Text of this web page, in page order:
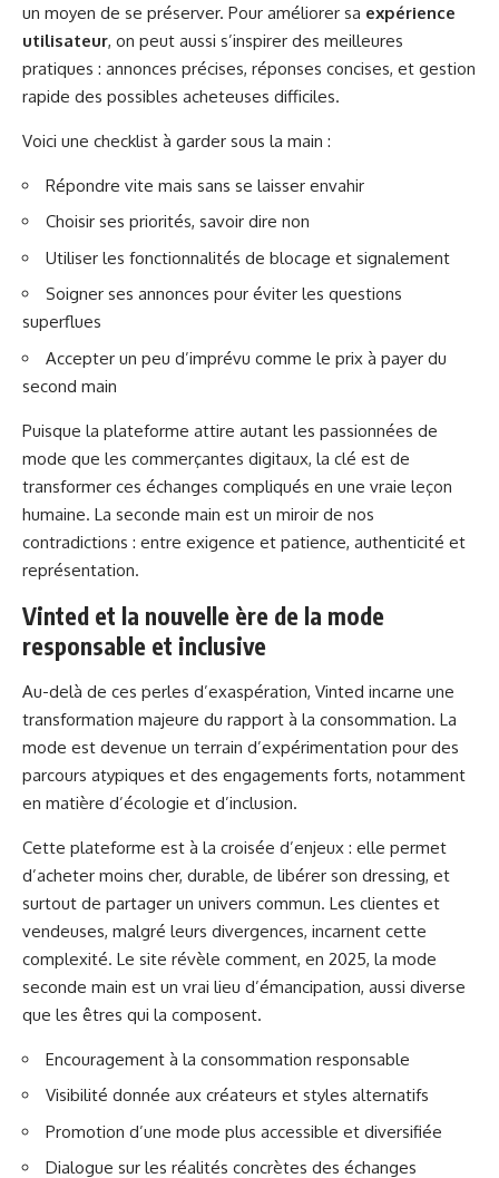
un moyen de se préserver. Pour améliorer sa expérience
utilisateur, on peut aussi s’inspirer des meilleures
pratiques : annonces précises, réponses concises, et gestion
rapide des possibles acheteuses difficiles.
Voici une checklist à garder sous la main :
Répondre vite mais sans se laisser envahir
Choisir ses priorités, savoir dire non
Utiliser les fonctionnalités de blocage et signalement
Soigner ses annonces pour éviter les questions
superflues
Accepter un peu d’imprévu comme le prix à payer du
second main
Puisque la plateforme attire autant les passionnées de
mode que les commerçantes digitaux, la clé est de
transformer ces échanges compliqués en une vraie leçon
humaine. La seconde main est un miroir de nos
contradictions : entre exigence et patience, authenticité et
représentation.
Vinted et la nouvelle ère de la mode
responsable et inclusive
Au-delà de ces perles d’exaspération, Vinted incarne une
transformation majeure du rapport à la consommation. La
mode est devenue un terrain d’expérimentation pour des
parcours atypiques et des engagements forts, notamment
en matière d’écologie et d’inclusion.
Cette plateforme est à la croisée d’enjeux : elle permet
d’acheter moins cher, durable, de libérer son dressing, et
surtout de partager un univers commun. Les clientes et
vendeuses, malgré leurs divergences, incarnent cette
complexité. Le site révèle comment, en 2025, la mode
seconde main est un vrai lieu d’émancipation, aussi diverse
que les êtres qui la composent.
Encouragement à la consommation responsable
Visibilité donnée aux créateurs et styles alternatifs
Promotion d’une mode plus accessible et diversifiée
Dialogue sur les réalités concrètes des échanges